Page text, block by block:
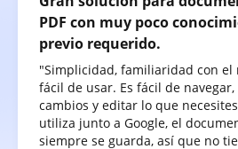
PDF con muy poco
previo requerido.
"Simplicidad, familiaridad con el
fácil de usar. Es fácil de
cambios y editar lo que
utiliza junto a Google, el
siempre se guarda, así que no